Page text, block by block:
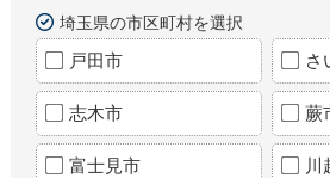
埼玉県の市区町村を選択
戸田市 さ
志木市 蕨
富士見市 川